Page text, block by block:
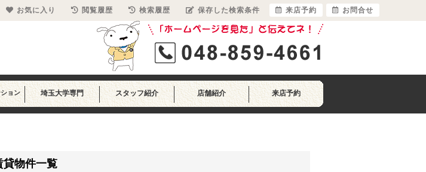
ョン 埼玉大学専門 スタッフ紹介 店舗紹介 来店予約
貸物件一覧
お気に入り 閲覧履歴 検索履歴 保存した検索条件 来店予約 お問合せ